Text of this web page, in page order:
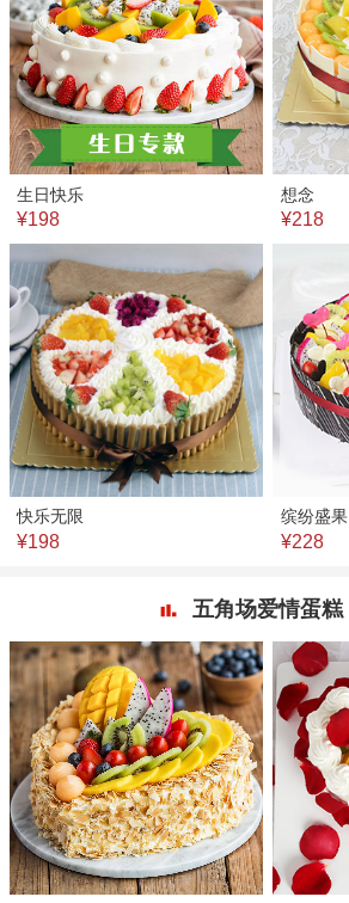
生日快乐
¥198
想念
¥218
快乐无限
¥198
缤纷盛果
¥228
五角场爱情蛋糕